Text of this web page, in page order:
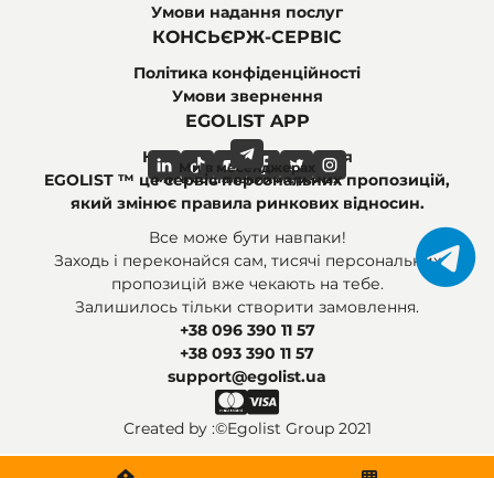
Умови надання послуг
КОНСЬЄРЖ-СЕРВІС
Політика конфіденційності
Умови звернення
EGOLIST APP
Найпоширеніші питання
Ми в соціальних мережах
Ми в месенджерах
EGOLIST ™ це сервіс персональних пропозицій,
який змінює правила ринкових відносин.
Все може бути навпаки!
Заходь і переконайся сам, тисячі персональних
пропозицій вже чекають на тебе.
Залишилось тільки створити замовлення.
+38 096 390 11 57
+38 093 390 11 57
support@egolist.ua
Created by :©Egolist Group 2021